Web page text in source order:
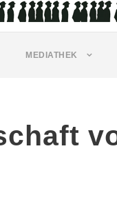
MEDIATHEK